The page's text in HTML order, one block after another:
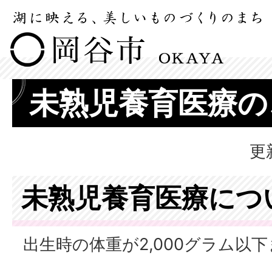
未熟児養育医療
更
未熟児養育医療につ
出生時の体重が2,000グラム以